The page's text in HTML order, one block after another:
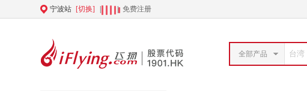
宁波站 [切换] 免费注册
全部产品